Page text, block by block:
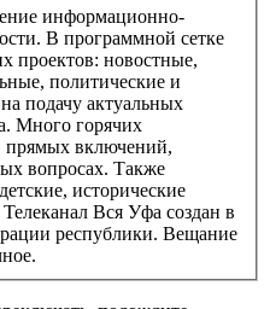
информационно-
В программной сетке
проектов: новостные,
политические и
подачу актуальных
Много горячих
прямых включений,
вопросах. Также
исторические
Вся Уфа создан в
республики. Вещание